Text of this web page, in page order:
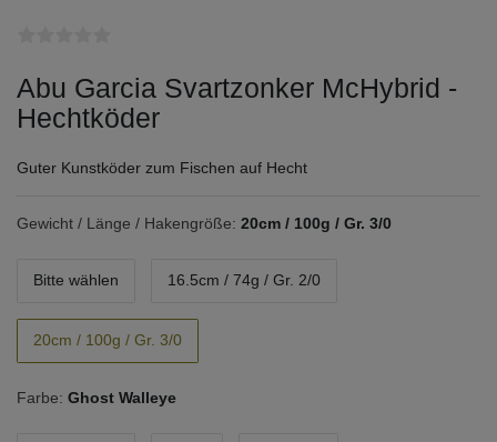
Abu Garcia Svartzonker McHybrid -
Hechtköder
Guter Kunstköder zum Fischen auf Hecht
Gewicht / Länge / Hakengröße: 20cm / 100g / Gr. 3/0
Bitte wählen 16.5cm / 74g / Gr. 2/0
20cm / 100g / Gr. 3/0
Farbe: Ghost Walleye